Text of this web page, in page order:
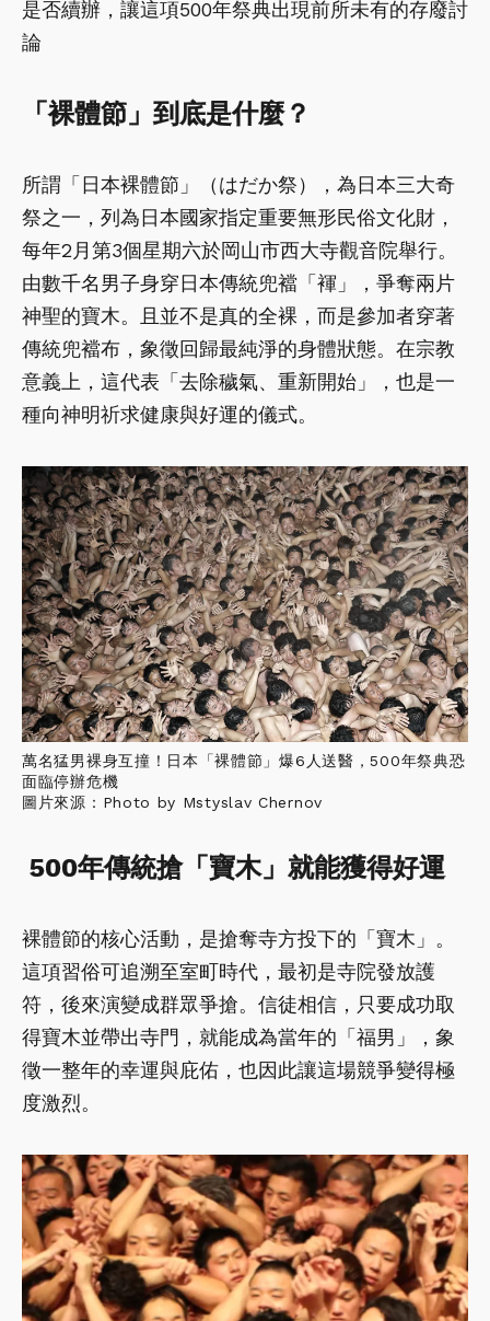
是否續辦，讓這項500年祭典出現前所未有的存廢討
論
「裸體節」到底是什麼？
所謂「日本裸體節」（はだか祭），為日本三大奇
祭之一，列為日本國家指定重要無形民俗文化財，
每年2月第3個星期六於岡山市西大寺觀音院舉行。
由數千名男子身穿日本傳統兜襠「褌」，爭奪兩片
神聖的寶木。且並不是真的全裸，而是參加者穿著
傳統兜襠布，象徵回歸最純淨的身體狀態。在宗教
意義上，這代表「去除穢氣、重新開始」，也是一
種向神明祈求健康與好運的儀式。
萬名猛男裸身互撞！日本「裸體節」爆6人送醫，500年祭典恐
面臨停辦危機
圖片來源：Photo by Mstyslav Chernov
500年傳統搶「寶木」就能獲得好運
裸體節的核心活動，是搶奪寺方投下的「寶木」。
這項習俗可追溯至室町時代，最初是寺院發放護
符，後來演變成群眾爭搶。信徒相信，只要成功取
得寶木並帶出寺門，就能成為當年的「福男」，象
徵一整年的幸運與庇佑，也因此讓這場競爭變得極
度激烈。